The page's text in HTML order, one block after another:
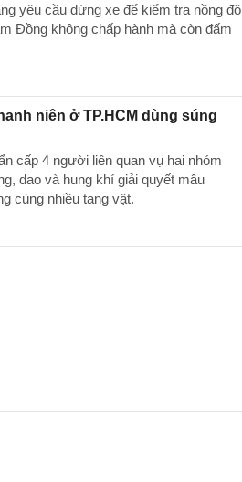
yêu cầu dừng xe để kiểm tra nồng độ
Đồng không chấp hành mà còn đấm
niên ở TP.HCM dùng súng
cấp 4 người liên quan vụ hai nhóm
dao và hung khí giải quyết mâu
cùng nhiều tang vật.